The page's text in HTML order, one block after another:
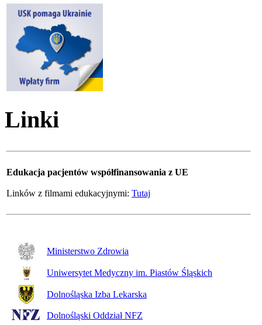
Linki
Edukacja pacjentów współfinansowania z UE
Linków z filmami edukacyjnymi: Tutaj
Ministerstwo Zdrowia
Uniwersytet Medyczny im. Piastów Śląskich
Dolnośląska Izba Lekarska
Dolnośląski Oddział NFZ